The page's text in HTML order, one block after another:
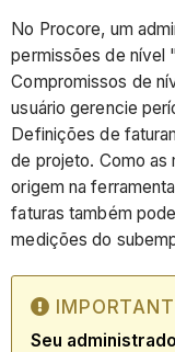
No Procore, um
permissões de nível
Compromissos de
usuário gerencie
Definições de
de projeto. Como
origem na
faturas também
medições do
Seu